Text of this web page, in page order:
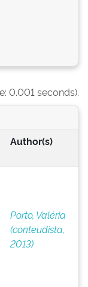
0.001 seconds).
Author(s)
Porto, Valéria
(conteudista,
2013)